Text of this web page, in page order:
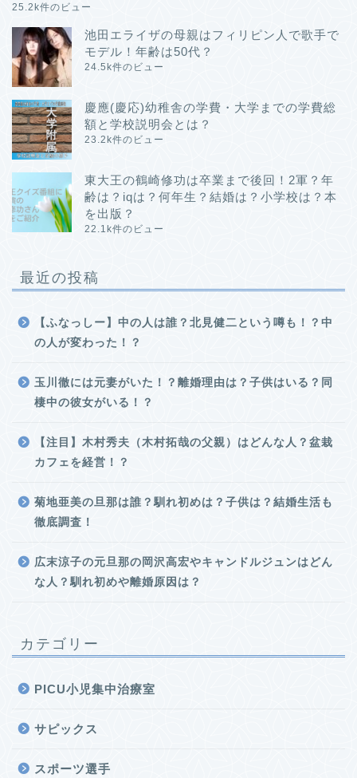
25.2k件のビュー
池田エライザの母親はフィリピン人で歌手で
モデル！年齢は50代？
24.5k件のビュー
慶應(慶応)幼稚舎の学費・大学までの学費総
額と学校説明会とは？
23.2k件のビュー
東大王の鶴崎修功は卒業まで後回！2軍？年
齢は？iqは？何年生？結婚は？小学校は？本
を出版？
22.1k件のビュー
最近の投稿
【ふなっしー】中の人は誰？北見健二という噂も！？中
の人が変わった！？
玉川徹には元妻がいた！？離婚理由は？子供はいる？同
棲中の彼女がいる！？
【注目】木村秀夫（木村拓哉の父親）はどんな人？盆栽
カフェを経営！？
菊地亜美の旦那は誰？馴れ初めは？子供は？結婚生活も
徹底調査！
広末涼子の元旦那の岡沢高宏やキャンドルジュンはどん
な人？馴れ初めや離婚原因は？
カテゴリー
PICU小児集中治療室
サピックス
スポーツ選手